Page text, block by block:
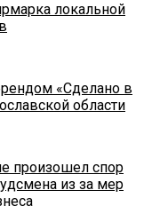
локальной
«Сделано в
области
произошел спор
из за мер